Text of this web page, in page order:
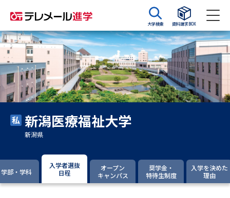
大学検索 資料請求BOX
資料請求 資料検索
大学・短大の資料種類から請求
大学パンフ 学部・学科パンフ
集要項＆願書
過去問題集
新潟医療福祉大学
新潟県
学部・学科
入学者選抜
日程
オープン
キャンパス
奨学金・
特待生制度
入学を決めた
理由